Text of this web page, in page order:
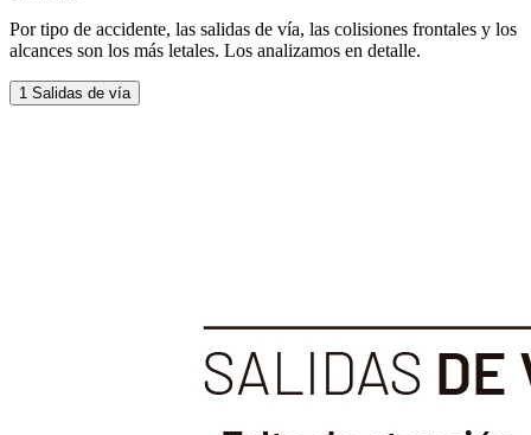
Por tipo de accidente, las salidas de vía, las colisiones frontales y los
alcances son los más letales. Los analizamos en detalle.
1 Salidas de vía